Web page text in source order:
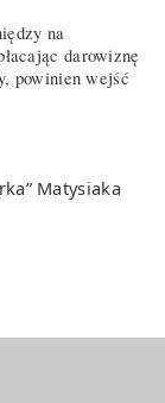
na
darowiznę
powinien wejść
Matysiaka